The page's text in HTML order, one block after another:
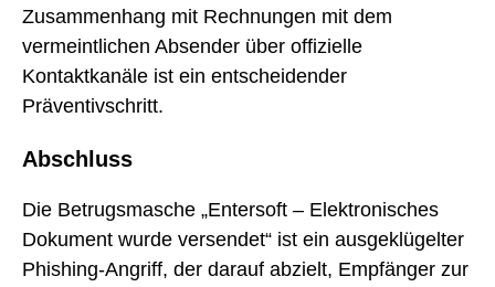
Zusammenhang mit Rechnungen mit dem
vermeintlichen Absender über offizielle
Kontaktkanäle ist ein entscheidender
Präventivschritt.
Abschluss
Die Betrugsmasche „Entersoft – Elektronisches
Dokument wurde versendet“ ist ein ausgeklügelter
Phishing-Angriff, der darauf abzielt, Empfänger zur